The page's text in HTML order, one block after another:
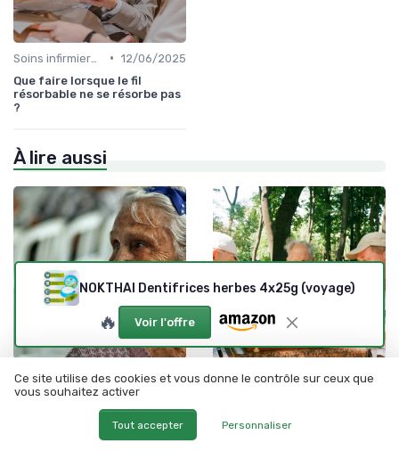
• 12/06/2025
Que faire lorsque le fil
résorbable ne se résorbe pas
?
À lire aussi
Soins infirmiers à domicile •
12/06/2025
Comprendre l'organigramme
d'un EHPAD : un guide
Soins infirmiers à domicile •
12/06/2025
tant qu'aide-soignante
NOKTHAI Dentifrices herbes 4x25g (voyage)
🔥 Voir l'offre
Ce site utilise des cookies et vous donne le contrôle sur ceux que
vous souhaitez activer
Tout accepter Personnaliser